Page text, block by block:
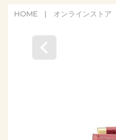
HOME | オンラインストア